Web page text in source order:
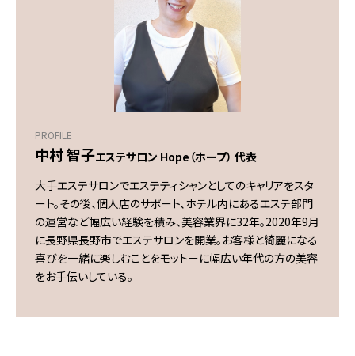
PROFILE
中村 智子エステサロン Hope（ホープ） 代表
大手エステサロンでエステティシャンとしてのキャリアをスタ
ート。その後、個人店のサポート、ホテル内にあるエステ部門
の運営など幅広い経験を積み、美容業界に32年。2020年9月
に長野県長野市でエステサロンを開業。お客様と綺麗になる
喜びを一緒に楽しむことをモットーに幅広い年代の方の美容
をお手伝いしている。